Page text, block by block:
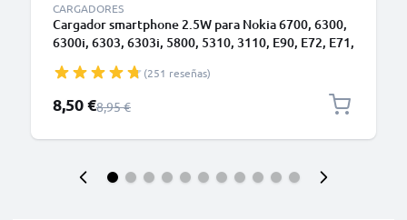
CARGADORES
Cargador smartphone 2.5W para Nokia 6700, 6300,
6300i, 6303, 6303i, 5800, 5310, 3110, E90, E72, E71,
carga de 1.10m para teléfonos móviles
(251 reseñas)
Precio especial
8,50 €Precio normal
8,95 €